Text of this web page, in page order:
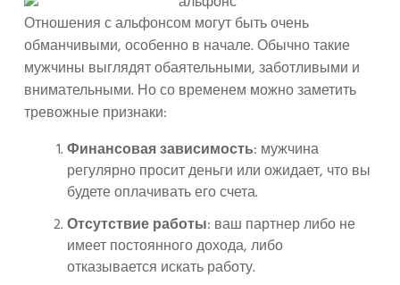
Отношения с альфонсом могут быть очень
обманчивыми, особенно в начале. Обычно такие
мужчины выглядят обаятельными, заботливыми и
внимательными. Но со временем можно заметить
тревожные признаки:
Финансовая зависимость: мужчина
регулярно просит деньги или ожидает, что вы
будете оплачивать его счета.
Отсутствие работы: ваш партнер либо не
имеет постоянного дохода, либо
отказывается искать работу.